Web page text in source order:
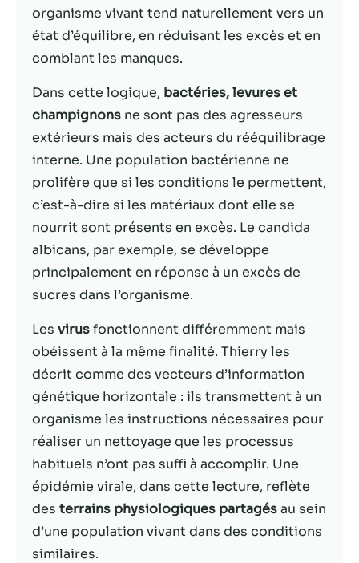
organisme vivant tend naturellement vers un
état d’équilibre, en réduisant les excès et en
comblant les manques.
Dans cette logique, bactéries, levures et
champignons ne sont pas des agresseurs
extérieurs mais des acteurs du rééquilibrage
interne. Une population bactérienne ne
prolifère que si les conditions le permettent,
c’est-à-dire si les matériaux dont elle se
nourrit sont présents en excès. Le candida
albicans, par exemple, se développe
principalement en réponse à un excès de
sucres dans l’organisme.
Les virusfonctionnent différemment mais
obéissent à la même finalité. Thierry les
décrit comme des vecteurs d’information
génétique horizontale : ils transmettent à un
organisme les instructions nécessaires pour
réaliser un nettoyage que les processus
habituels n’ont pas suffi à accomplir. Une
épidémie virale, dans cette lecture, reflète
des terrains physiologiques partagésau sein
d’une population vivant dans des conditions
similaires.
sont pas
facultatifs. Ils
fonctionnement
du site Web.
Statistiques
Afin que nous
puissions
améliorer la
fonctionnalité
et la structure
du site Web,
en fonction
Web est
utilisé.
Experience
Afin que notre
site Web
fonctionne
aussi bien que
possible lors
de votre visite.
Si vous refusez
ces cookies,